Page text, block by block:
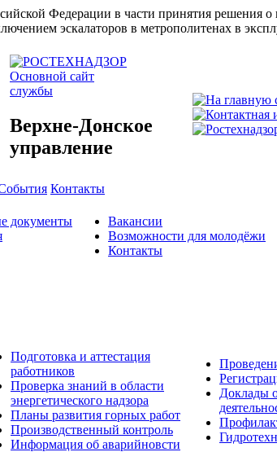
Федерации в части принятия
эскалаторов в метрополитенах в
Основной сайт
службы
Верхне-Донское
управление
Контакты
документы
Вакансии
Возможности для молодёжи
Контакты
Подготовка и аттестация
работников
Проверка знаний в области
энергетического надзора
Планы развития горных работ
Производственный контроль
Информация об аварийновсти
Доклады